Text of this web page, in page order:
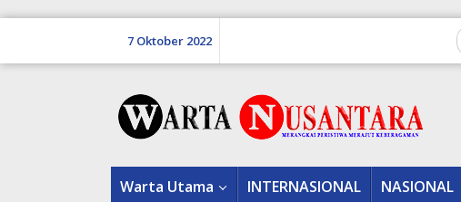
7 Oktober 2022
Warta Utama INTERNASIONAL NASIONAL